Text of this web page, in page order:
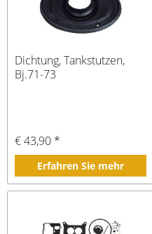
Dichtung, Tankstutzen,
Bj.71-73
€ 43,90 *
Erfahren Sie mehr